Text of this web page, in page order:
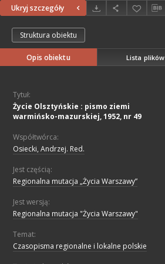
Ukryj szczegóły
Struktura obiektu
Opis obiektu Lista plików
Tytuł:
Życie Olsztyńskie : pismo ziemi
warmińsko-mazurskiej, 1952, nr 49
Współtwórca:
Osiecki, Andrzej. Red.
Jest częścią:
Regionalna mutacja „Życia Warszawy”
Jest wersją:
Regionalna mutacja "Życia Warszawy"
Temat:
Czasopisma regionalne i lokalne polskie